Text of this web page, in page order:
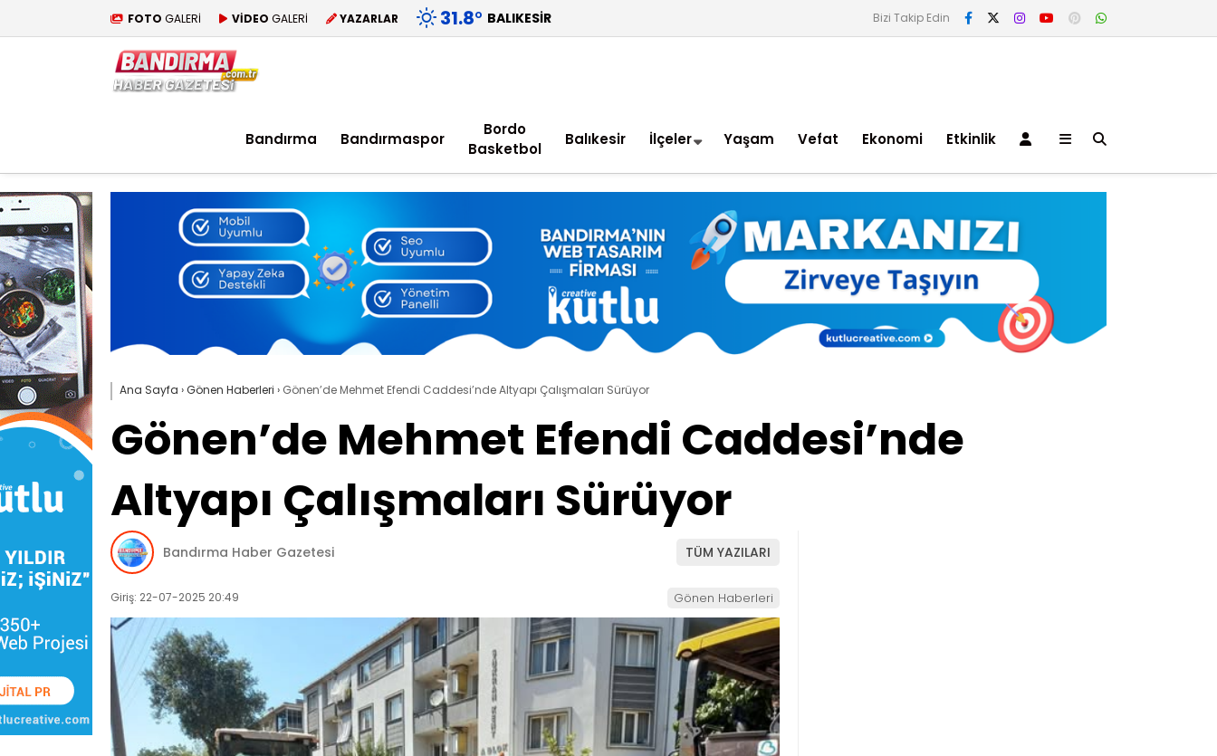
FOTO GALERİ VİDEO GALERİ YAZARLAR 31.8° BALIKESIR Bizi Takip Edin
Bandırma Bandırmaspor
Bordo
Basketbol
Balıkesir İlçeler Yaşam Vefat Ekonomi Etkinlik
Ana Sayfa ›Gönen Haberleri › Gönen’de Mehmet Efendi Caddesi’nde Altyapı Çalışmaları Sürüyor
Gönen’de Mehmet Efendi Caddesi’nde
Altyapı Çalışmaları Sürüyor
Bandırma Haber Gazetesi TÜM YAZILARI
Giriş: 22-07-2025 20:49 Gönen Haberleri